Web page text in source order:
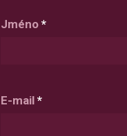
Jméno *
E-mail *